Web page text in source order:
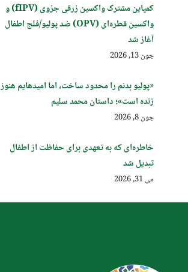
کمپاین مشترک واکسین زرقی جزوی (fIPV) و
واکسین قطره‌ای (OPV) ضد پولیو/فلج اطفال
آغاز شد
جون 13, 2026
«پولیو بدنم را محدود ساخت، اما امیدهایم هنوز
زنده است»؛ داستان محمد سلیم
جون 8, 2026
خاطره‌ای که به تعهدی برای حفاظت از اطفال
تبدیل شد
می 31, 2026